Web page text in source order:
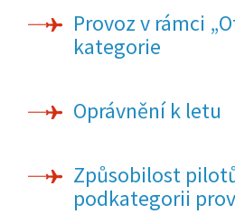
Provoz v rámci
kategorie
Oprávnění k letu
Způsobilost
podkategorii